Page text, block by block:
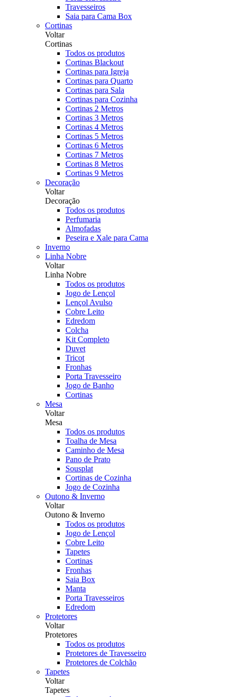
Travesseiros
Saia para Cama Box
Cortinas
Voltar
Cortinas
Todos os produtos
Cortinas Blackout
Cortinas para Igreja
Cortinas para Quarto
Cortinas para Sala
Cortinas para Cozinha
Cortinas 2 Metros
Cortinas 3 Metros
Cortinas 4 Metros
Cortinas 5 Metros
Cortinas 6 Metros
Cortinas 7 Metros
Cortinas 8 Metros
Cortinas 9 Metros
Decoração
Voltar
Decoração
Todos os produtos
Perfumaria
Almofadas
Peseira e Xale para Cama
Inverno
Linha Nobre
Voltar
Linha Nobre
Todos os produtos
Jogo de Lençol
Lençol Avulso
Cobre Leito
Edredom
Colcha
Kit Completo
Duvet
Tricot
Fronhas
Porta Travesseiro
Jogo de Banho
Cortinas
Mesa
Voltar
Mesa
Todos os produtos
Toalha de Mesa
Caminho de Mesa
Pano de Prato
Sousplat
Cortinas de Cozinha
Jogo de Cozinha
Outono & Inverno
Voltar
Outono & Inverno
Todos os produtos
Jogo de Lençol
Cobre Leito
Tapetes
Cortinas
Fronhas
Saia Box
Manta
Porta Travesseiros
Edredom
Protetores
Voltar
Protetores
Todos os produtos
Protetores de Travesseiro
Protetores de Colchão
Tapetes
Voltar
Tapetes